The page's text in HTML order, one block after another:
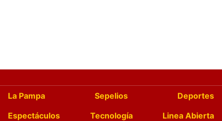
La Pampa Sepelios
Deportes
Espectáculos
Tecnología
Linea Abierta